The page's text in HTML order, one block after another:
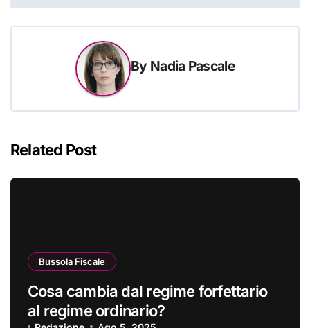
By Nadia Pascale
Related Post
Bussola Fiscale
Cosa cambia dal regime forfettario
al regime ordinario?